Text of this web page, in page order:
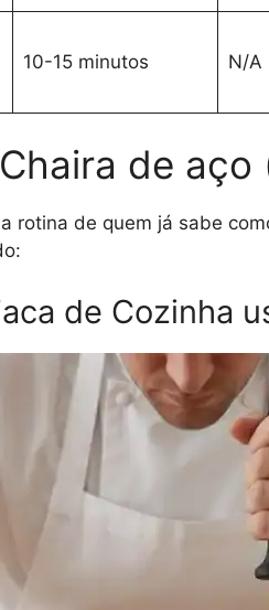
10-15 minutos N/A
de
rotina de quem já sabe
de Cozinha